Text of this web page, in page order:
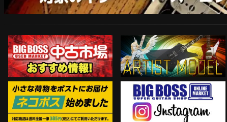
中古市場おすすめ情報!! ARTIST MODEL
ネコポス対象商品はコチラ Instagram